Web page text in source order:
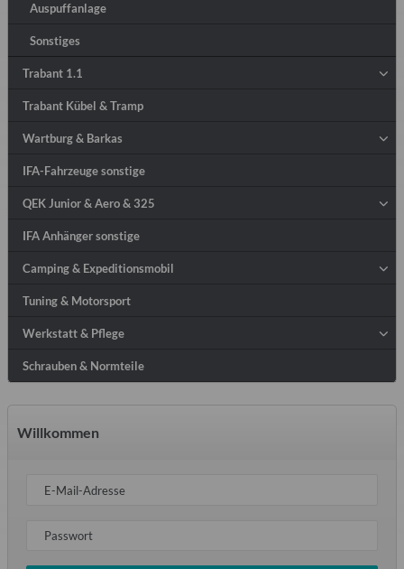
Auspuffanlage
Sonstiges
Trabant 1.1
Trabant Kübel & Tramp
Wartburg & Barkas
IFA-Fahrzeuge sonstige
QEK Junior & Aero & 325
IFA Anhänger sonstige
Camping & Expeditionsmobil
Tuning & Motorsport
Werkstatt & Pflege
Schrauben & Normteile
Willkommen
E-Mail-Adresse
Passwort